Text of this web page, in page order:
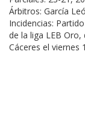
Árbitros: García
Incidencias:
de la liga LEB
Cáceres el viernes